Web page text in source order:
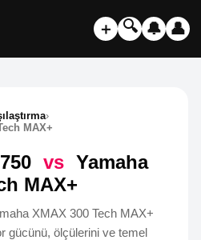
＋ 🔍 🔔 👤
›
MAX+
vs Yamaha
MAX+
XMAX 300 Tech MAX+
gücünü, ölçülerini ve temel